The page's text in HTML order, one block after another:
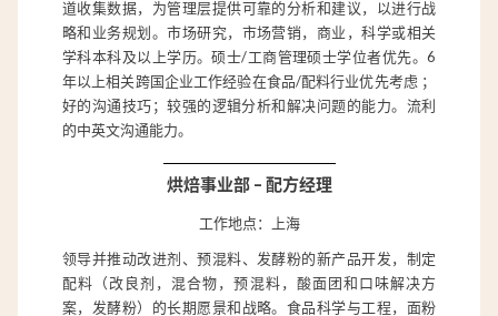
道收集数据，为管理层提供可靠的分析和建议，以进行战
略和业务规划。市场研究，市场营销，商业，科学或相关
学科本科及以上学历。硕士/工商管理硕士学位者优先。6
年以上相关跨国企业工作经验在食品/配料行业优先考虑 ；
好的沟通技巧；较强的逻辑分析和解决问题的能力。流利
的中英文沟通能力。
烘焙事业部 – 配方经理
工作地点：上海
领导并推动改进剂、预混料、发酵粉的新产品开发，制定
配料（改良剂，混合物，预混料，酸面团和口味解决方
案，发酵粉）的长期愿景和战略。食品科学与工程，面粉